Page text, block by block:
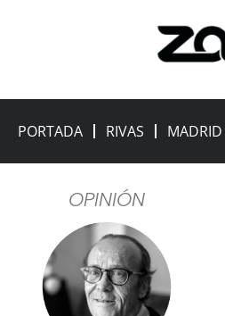
PORTADA RIVAS MADRID
OPINIÓN